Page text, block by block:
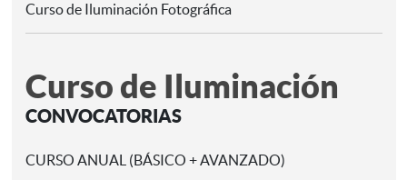
Curso de Iluminación Fotográfica
Curso de Iluminación
CONVOCATORIAS
CURSO ANUAL (BÁSICO + AVANZADO)